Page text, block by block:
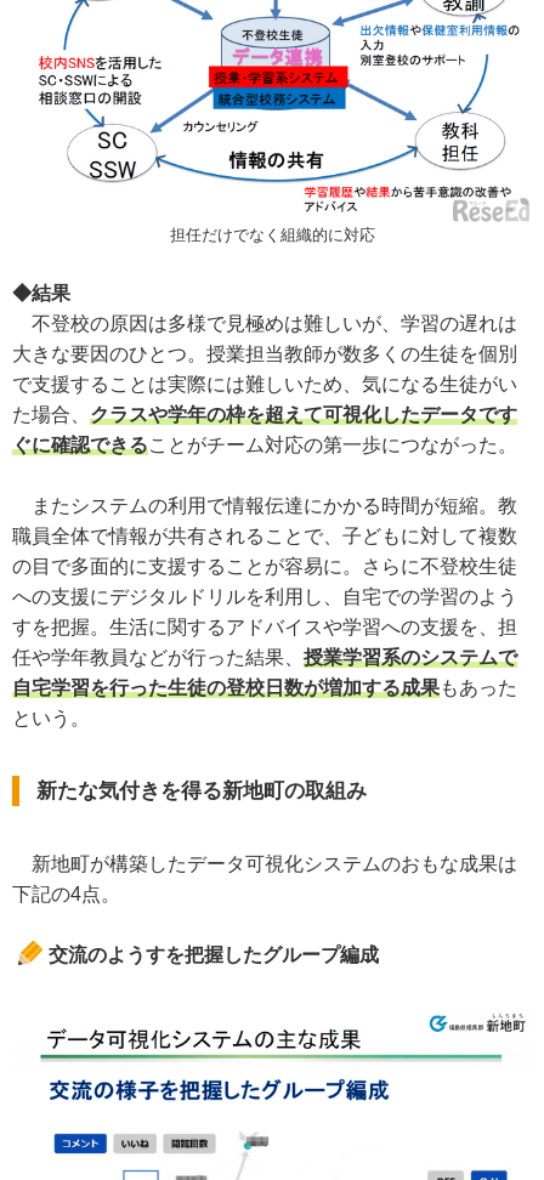
担任だけでなく組織的に対応
◆結果
不登校の原因は多様で見極めは難しいが、学習の遅れは
大きな要因のひとつ。授業担当教師が数多くの生徒を個別
で支援することは実際には難しいため、気になる生徒がい
た場合、 クラスや学年の枠を超えて可視化したデータです
ぐに確認できることがチーム対応の第一歩につながった。
またシステムの利用で情報伝達にかかる時間が短縮。教
職員全体で情報が共有されることで、子どもに対して複数
の目で多面的に支援することが容易に。さらに不登校生徒
への支援にデジタルドリルを利用し、自宅での学習のよう
すを把握。生活に関するアドバイスや学習への支援を、担
任や学年教員などが行った結果、 授業学習系のシステムで
自宅学習を行った生徒の登校日数が増加する成果もあった
という。
新たな気付きを得る新地町の取組み
新地町が構築したデータ可視化システムのおもな成果は
下記の4点。
交流のようすを把握したグループ編成